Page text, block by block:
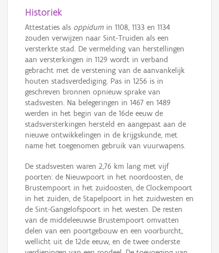
Historiek
Attestaties als oppidum in 1108, 1133 en 1134
zouden verwijzen naar Sint-Truiden als een
versterkte stad. De vermelding van herstellingen
aan versterkingen in 1129 wordt in verband
gebracht met de verstening van de aanvankelijk
houten stadsverdediging. Pas in 1256 is in
geschreven bronnen opnieuw sprake van
stadsvesten. Na belegeringen in 1467 en 1489
werden in het begin van de 16de eeuw de
stadsversterkingen hersteld en aangepast aan de
nieuwe ontwikkelingen in de krijgskunde, met
name het toegenomen gebruik van vuurwapens.
De stadsvesten waren 2,76 km lang met vijf
poorten: de Nieuwpoort in het noordoosten, de
Brustempoort in het zuidoosten, de Clockempoort
in het zuiden, de Stapelpoort in het zuidwesten en
de Sint-Gangelofspoort in het westen. De resten
van de middeleeuwse Brustempoort omvatten
delen van een poortgebouw en een voorburcht,
wellicht uit de 12de eeuw, en de twee onderste